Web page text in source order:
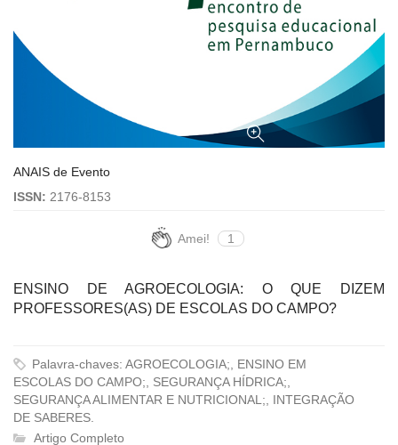
ANAIS de Evento
ISSN: 2176-8153
Amei! 1
ENSINO DE AGROECOLOGIA: O QUE DIZEM
PROFESSORES(AS) DE ESCOLAS DO CAMPO?
Palavra-chaves: AGROECOLOGIA;, ENSINO EM
ESCOLAS DO CAMPO;, SEGURANÇA HÍDRICA;,
SEGURANÇA ALIMENTAR E NUTRICIONAL;, INTEGRAÇÃO
DE SABERES.
Artigo Completo